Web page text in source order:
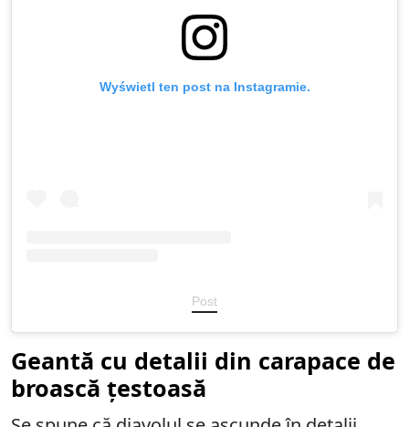
Wyświetl ten post na Instagramie.
Post
Geantă cu detalii din carapace de
broască țestoasă